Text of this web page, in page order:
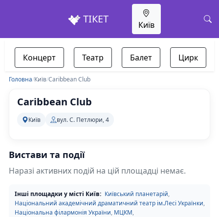
ТІКЕТ Київ
Концерт Театр Балет Цирк
Головна/Київ/Caribbean Club
Caribbean Club
Київ вул. С. Петлюри, 4
Вистави та події
Наразі активних подій на цій площадці немає.
Інші площадки у місті Київ: Київський планетарій,
Національний академічний драматичний театр ім.Лесі Українки,
Національна філармонія України, МЦКМ,